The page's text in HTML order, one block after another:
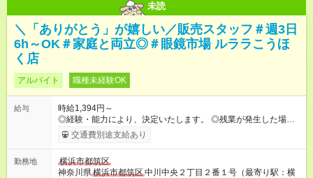
未読
＼「ありがとう」が嬉しい／販売スタッフ＃週3日
6h～OK＃家庭と両立◎＃眼鏡市場 ルララこうほ
く店
アルバイト 職種未経験OK
給与
時給1,394円～
◎経験・能力により、決定いたします。 ◎残業が発生した場合
は、1分単位で時間外手当を支給します。 【試用期間】試用期間
あり 試用期間の長さ：3ヶ月 雇用形態、給与は本採用時と同じ
交通費別途支給あり
勤務地
横浜市都筑区
神奈川県横浜市都筑区中川中央２丁目２番１号（最寄り駅：横